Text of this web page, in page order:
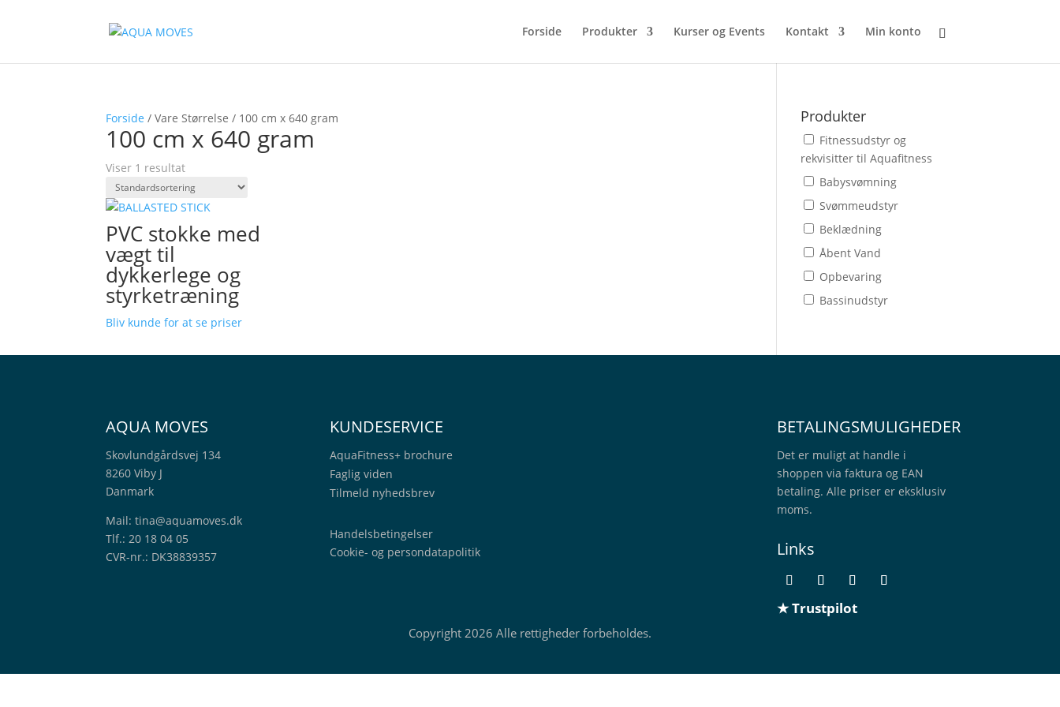
Forside Produkter Kurser og Events Kontakt Min konto
Forside / Vare Størrelse / 100 cm x 640 gram
100 cm x 640 gram
Viser 1 resultat
PVC stokke med
vægt til
dykkerlege og
styrketræning
Bliv kunde for at se priser
Produkter
Fitnessudstyr og
rekvisitter til Aquafitness
Babysvømning
Svømmeudstyr
Beklædning
Åbent Vand
Opbevaring
Bassinudstyr
AQUA MOVES
Skovlundgårdsvej 134
8260 Viby J
Danmark
Mail:tina@aquamoves.dk
Tlf.: 20 18 04 05
CVR-nr.: DK38839357
KUNDESERVICE
AquaFitness+ brochure
Faglig viden
Tilmeld nyhedsbrev
Handelsbetingelser
Cookie- og persondatapolitik
BETALINGSMULIGHEDER
Det er muligt at handle i
shoppen via faktura og EAN
betaling. Alle priser er eksklusiv
moms.
Links
★ Trustpilot
Copyright 2026 Alle rettigheder forbeholdes.